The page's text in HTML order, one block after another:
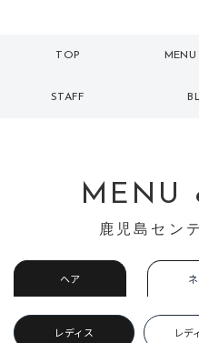
TOP
トップ
MENU
メ
STAFF
MENU
鹿児島セン
ヘア
レディス レデ